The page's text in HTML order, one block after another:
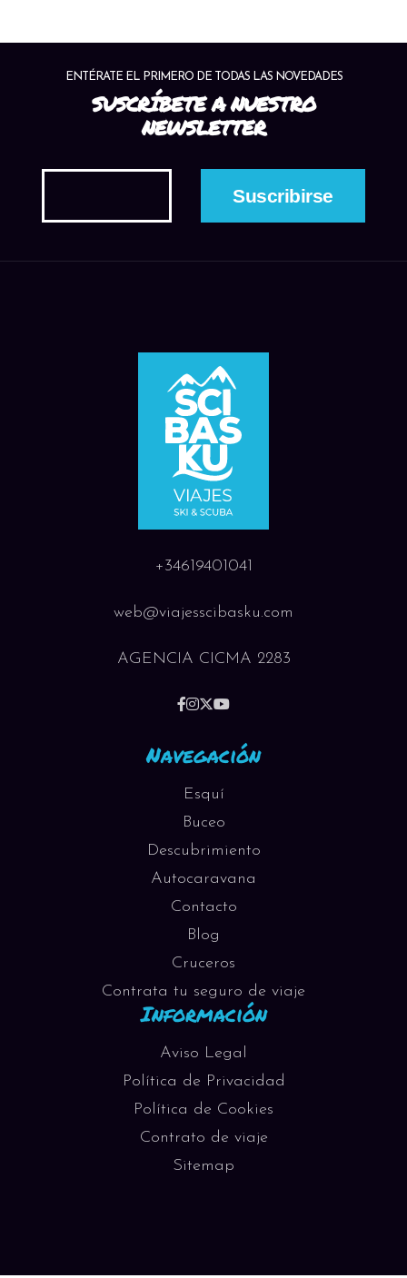
ENTÉRATE EL PRIMERO DE TODAS LAS NOVEDADES
SUSCRÍBETE A NUESTRO
NEWSLETTER
+34619401041
web@viajesscibasku.com
AGENCIA CICMA 2283
Navegación
Esquí
Buceo
Descubrimiento
Autocaravana
Contacto
Blog
Cruceros
Contrata tu seguro de viaje
Información
Aviso Legal
Política de Privacidad
Política de Cookies
Contrato de viaje
Sitemap